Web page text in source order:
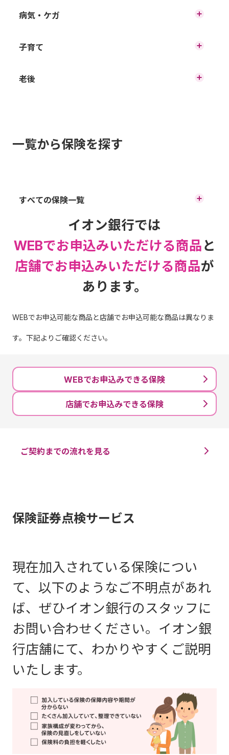
自動車での事故
バイクでの事故
家財の損害
ゴルフでのトラブル
スマホでのトラブル
一生涯の保障（終身保険）
一定期間の保障（定期死亡保険）
毎月一定額を保障（収入保障保険）
病気・ケガ
病気・ケガの保障
がんの保障
働けなくなった時の保障（就業不能保険）
子育て
自転車での事故
子どもの教育資金を準備（学資保険）
老後
病気・ケガ
介護保障
一覧から保険を探す
すべての保険一覧
突発的な事故や災害に備える保険
海外旅行傷害保険
国内旅行傷害保険
傷害保険
バイク保険
火災保険
スマホ保険
病気や万が一の場合に備える保険
定期死亡保険
生前給付
就業不能保険
学資保険
イオン銀行では
WEBでお申込みいただける商品と
店舗でお申込みいただける商品が
あります。
WEBでお申込可能な商品と店舗でお申込可能な商品は異なりま
す。下記よりご確認ください。
WEBでお申込みできる保険
店舗でお申込みできる保険
ご契約までの流れを見る
保険証券点検サービス
現在加入されている保険につい
て、以下のようなご不明点があれ
ば、ぜひイオン銀行のスタッフに
お問い合わせください。イオン銀
行店舗にて、わかりやすくご説明
いたします。